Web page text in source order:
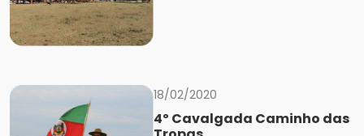
18/02/2020
4º Cavalgada Caminho das